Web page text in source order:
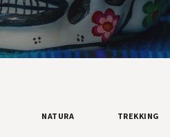
NATURA TREKKING